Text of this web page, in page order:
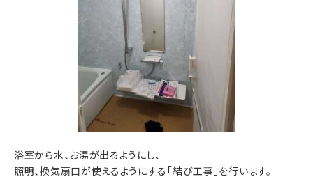
浴室から水、お湯が出るようにし、
照明、換気扇口が使えるようにする「結び工事」を行います。